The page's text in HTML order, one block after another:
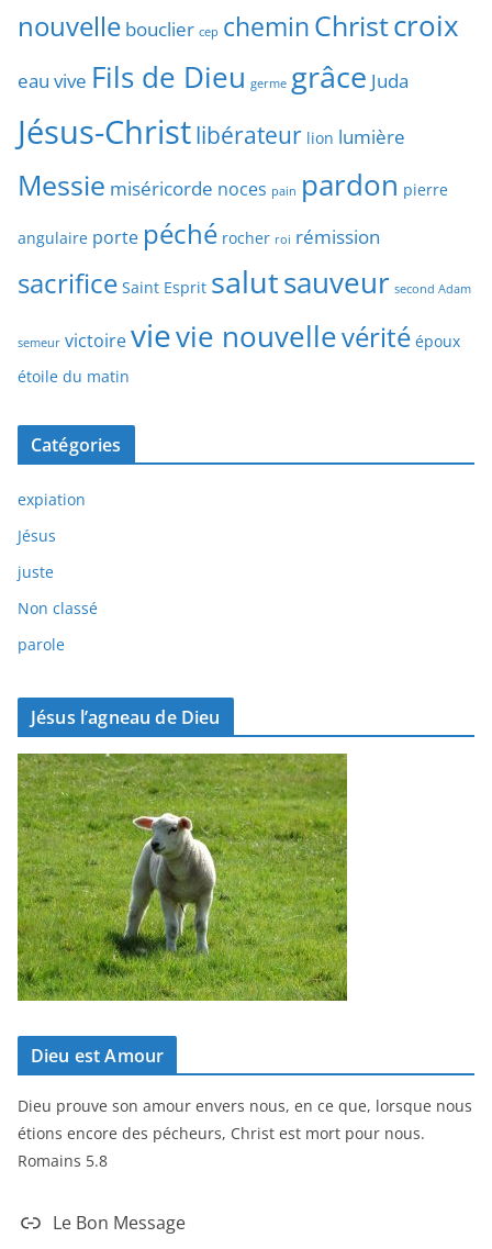
nouvelle bouclier cep cheminChristcroix
eau vive Fils de Dieu germe grâce Juda
Jésus-Christlibérateur lion lumière
Messie miséricorde noces pain pardon pierre
angulaire porte péché rocher roi rémission
sacrifice Saint Esprit salutsauveur second Adam
semeur victoirevievie nouvellevérité époux
étoile du matin
Catégories
expiation
Jésus
juste
Non classé
parole
Jésus l’agneau de Dieu
Dieu est Amour
Dieu prouve son amour envers nous, en ce que, lorsque nous
étions encore des pécheurs, Christ est mort pour nous.
Romains 5.8
Le Bon Message